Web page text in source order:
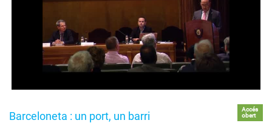
Barceloneta : un port, un barri
Accés
obert